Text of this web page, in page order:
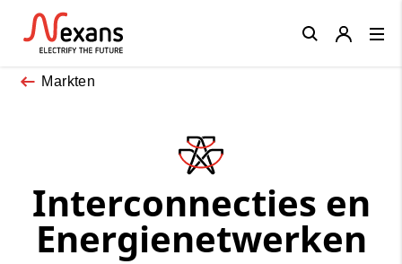
Markten
Interconnecties en
Energienetwerken
Close